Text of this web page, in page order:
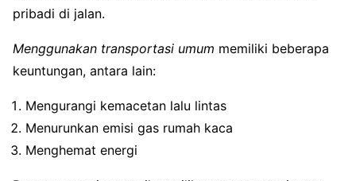
pribadi di jalan.
Menggunakan transportasi umum memiliki beberapa
keuntungan, antara lain:
Mengurangi kemacetan lalu lintas
Menurunkan emisi gas rumah kaca
Menghemat energi